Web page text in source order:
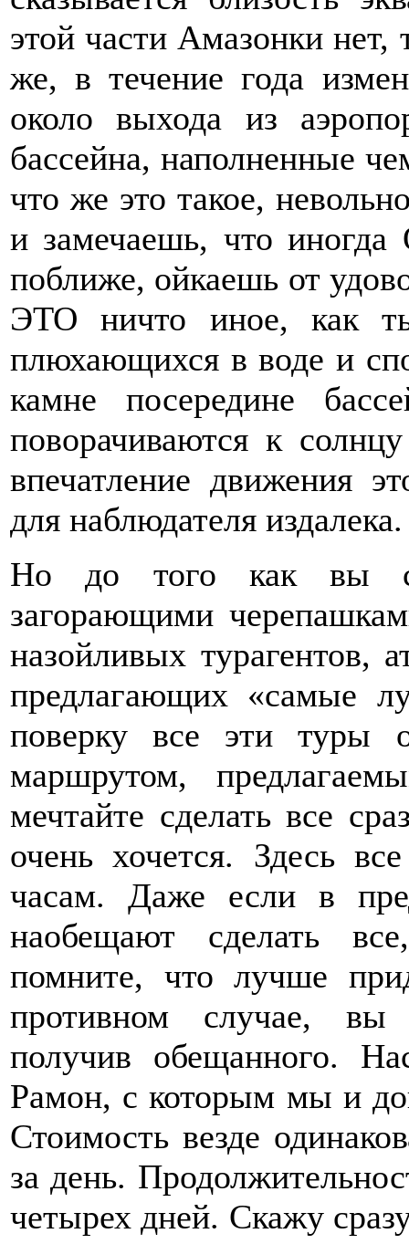
этой части Амазонки нет,
же, в течение года
около выхода из
бассейна, наполненные
что же это такое,
и замечаешь, что
поближе, ойкаешь от
ЭТО ничто иное, как
плюхающихся в воде и
камне посередине
поворачиваются к
впечатление движения
для наблюдателя издалека.
Но до того как вы
загорающими
назойливых турагентов,
предлагающих «самые
поверку все эти туры
маршрутом,
мечтайте сделать все
очень хочется. Здесь
часам. Даже если в
наобещают сделать
помните, что лучше
противном случае, вы
получив обещанного.
Рамон, с которым мы и
Стоимость везде
за день.
четырех дней. Скажу